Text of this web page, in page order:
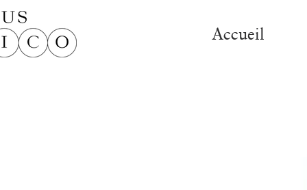
Accueil